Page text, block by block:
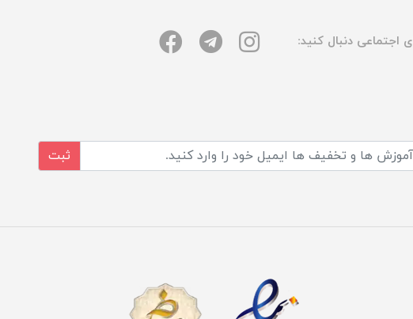
اجتماعی دنبال کنید:
ثبت